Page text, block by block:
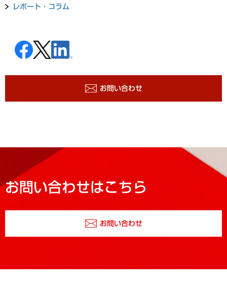
レポート・コラム
お問い合わせ
お問い合わせはこちら
お問い合わせ